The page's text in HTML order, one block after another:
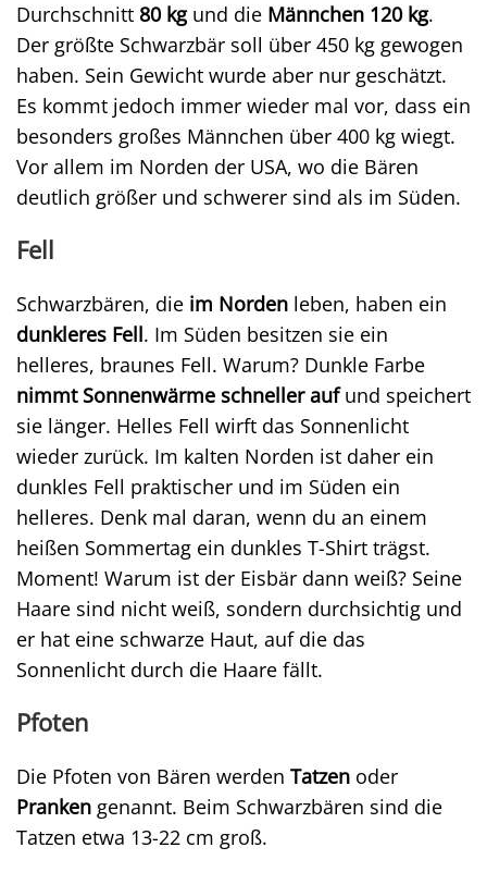
Durchschnitt 80 kgund die Männchen 120 kg.
Der größte Schwarzbär soll über 450 kg gewogen
haben. Sein Gewicht wurde aber nur geschätzt.
Es kommt jedoch immer wieder mal vor, dass ein
besonders großes Männchen über 400 kg wiegt.
Vor allem im Norden der USA, wo die Bären
deutlich größer und schwerer sind als im Süden.
Fell
Schwarzbären, die im Norden leben, haben ein
dunkleres Fell. Im Süden besitzen sie ein
helleres, braunes Fell. Warum? Dunkle Farbe
nimmt Sonnenwärme schneller aufund speichert
sie länger. Helles Fell wirft das Sonnenlicht
wieder zurück. Im kalten Norden ist daher ein
dunkles Fell praktischer und im Süden ein
helleres. Denk mal daran, wenn du an einem
heißen Sommertag ein dunkles T-Shirt trägst.
Moment! Warum ist der Eisbär dann weiß? Seine
Haare sind nicht weiß, sondern durchsichtig und
er hat eine schwarze Haut, auf die das
Sonnenlicht durch die Haare fällt.
Pfoten
Die Pfoten von Bären werden Tatzen oder
Pranken genannt. Beim Schwarzbären sind die
Tatzen etwa 13-22 cm groß.